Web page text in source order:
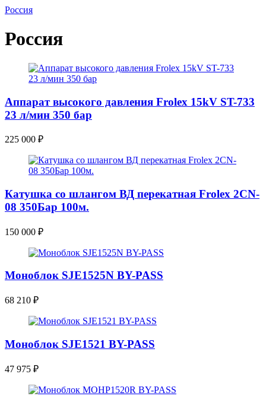
Россия
Россия
Аппарат высокого давления Frolex 15kV ST-733
23 л/мин 350 бар
225 000 ₽
Катушка со шлангом ВД перекатная Frolex 2CN-
08 350Бар 100м.
150 000 ₽
Моноблок SJE1525N BY-PASS
68 210 ₽
Моноблок SJE1521 BY-PASS
47 975 ₽